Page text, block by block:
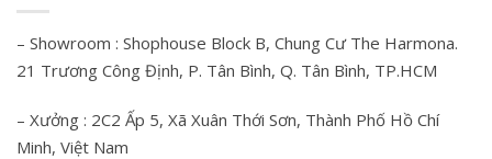
– Showroom : Shophouse Block B, Chung Cư The Harmona.
21 Trương Công Định, P. Tân Bình, Q. Tân Bình, TP.HCM
– Xưởng : 2C2 Ấp 5, Xã Xuân Thới Sơn, Thành Phố Hồ Chí
Minh, Việt Nam